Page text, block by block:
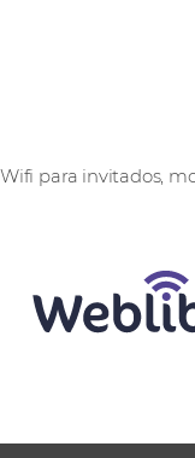
Wifi para invitados,